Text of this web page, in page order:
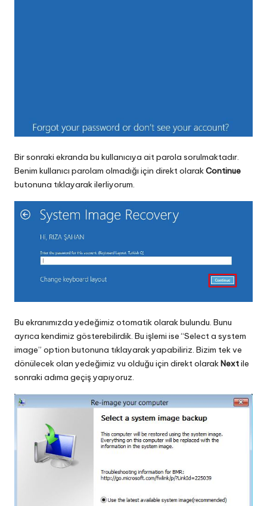
Bir sonraki ekranda bu kullanıcıya ait parola sorulmaktadır.
Benim kullanıcı parolam olmadığı için direkt olarakContinue
butonuna tıklayarak ilerliyorum.
Bu ekranımızda yedeğimiz otomatik olarak bulundu. Bunu
ayrıca kendimiz gösterebilirdik. Bu işlemi ise “Select a system
image” option butonuna tıklayarak yapabiliriz. Bizim tek ve
dönülecek olan yedeğimiz vu olduğu için direkt olarakNextile
sonraki adıma geçiş yapıyoruz.